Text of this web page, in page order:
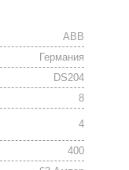
АВВ
Германия
DS204
8
4
400